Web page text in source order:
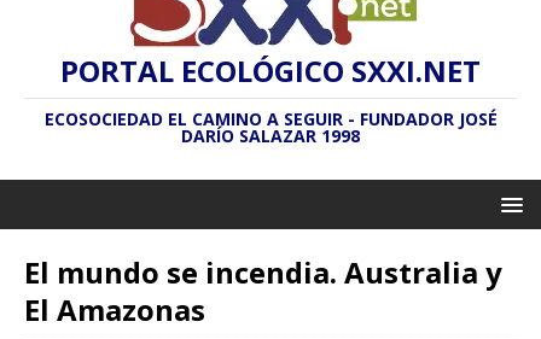
PORTAL ECOLÓGICO SXXI.NET
ECOSOCIEDAD EL CAMINO A SEGUIR - FUNDADOR JOSÉ
DARÍO SALAZAR 1998
El mundo se incendia. Australia y
El Amazonas